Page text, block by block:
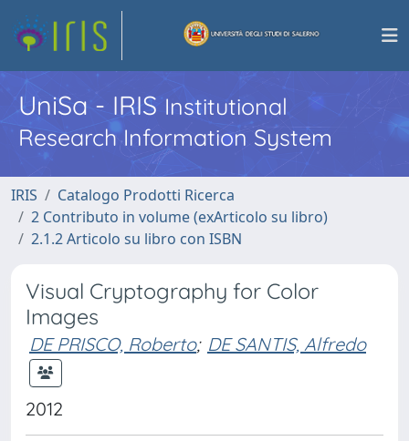
UniSa - IRISInstitutional
Research Information System
IRIS
Catalogo Prodotti Ricerca
2 Contributo in volume (exArticolo su libro)
2.1.2 Articolo su libro con ISBN
Visual Cryptography for Color
Images
DE PRISCO, Roberto; DE SANTIS, Alfredo
2012